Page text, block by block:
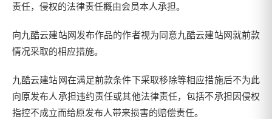
责任，侵权的法律责任概由会员本人承担。
向九酷云建站网发布作品的作者视为同意九酷云建站网就前款
情况采取的相应措施。
九酷云建站网在满足前款条件下采取移除等相应措施后不为此
向原发布人承担违约责任或其他法律责任，包括不承担因侵权
指控不成立而给原发布人带来损害的赔偿责任。